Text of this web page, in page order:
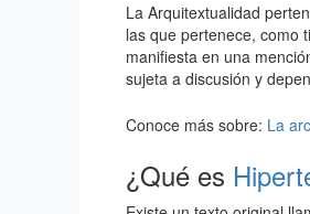
La Arquitextualidad
las que pertenece, como
manifiesta en una
sujeta a discusión y
Conoce más sobre: La
¿Qué es